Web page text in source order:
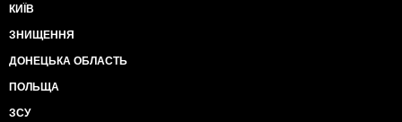
КИЇВ
ЗНИЩЕННЯ
ДОНЕЦЬКА ОБЛАСТЬ
ПОЛЬЩА
ЗСУ